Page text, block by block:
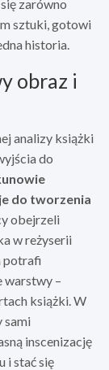
zarówno
sztuki, gotowi
historia.
obraz i
analizy książki
do
do tworzenia
obejrzeli
w reżyserii
potrafi
warstwy –
książki. W
sami
inscenizację
i stać się